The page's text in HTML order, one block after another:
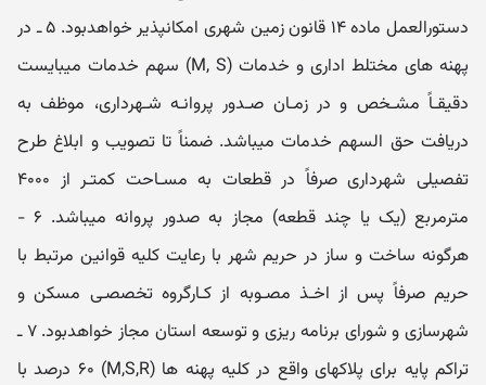
دستورالعمل ماده ۱۴ قانون زمین شهری امکانپذیر خواهدبود. ۵ ـ در
پهنه های مختلط اداری و خدمات (M, S) سهم خدمات میبایست
دقیقـاً مشـخص و در زمـان صـدور پروانـه شـهرداری، موظف به
دریافت حق السهم خدمات میباشد. ضمناً تا تصویب و ابلاغ طرح
تفصیلی شهرداری صرفاً در قطعات به مسـاحت کمتـر از ۴۰۰۰
مترمربع (یک یا چند قطعه) مجاز به صدور پروانه میباشد. ۶ -
هرگونه ساخت و ساز در حریم شهر با رعایت کلیه قوانین مرتبط با
حریم صرفاً پس از اخـذ مصـوبه از کـارگروه تخصصـی مسکن و
شهرسازی و شورای برنامه ریزی و توسعه استان مجاز خواهدبود. ۷ ـ
تراکم پایه برای پلاکهای واقع در کلیه پهنه ها (M,S,R) ۶۰ درصد با